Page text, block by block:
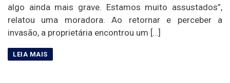
algo ainda mais grave. Estamos muito assustados”,
relatou uma moradora. Ao retornar e perceber a
invasão, a proprietária encontrou um […]